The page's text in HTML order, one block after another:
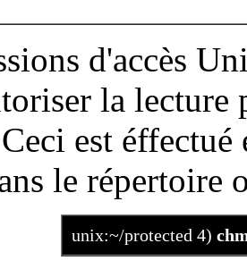
d'accès
la lecture
est
le répertoire
unix:~/protected 4)